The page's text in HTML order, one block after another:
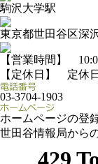
駒沢大学駅
東京都世田谷区深
【営業時間】
【定休日】 定休
03-3704-1903
ホームページの登
世田谷情報局から